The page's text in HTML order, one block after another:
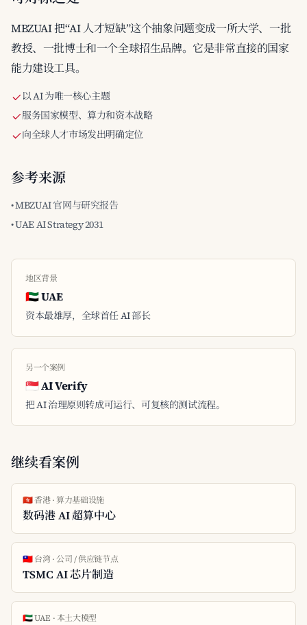
MBZUAI 把“AI 人才短缺”这个抽象问题变成一所大学、一批
教授、一批博士和一个全球招生品牌。它是非常直接的国家
能力建设工具。
以 AI 为唯一核心主题
服务国家模型、算力和资本战略
向全球人才市场发出明确定位
参考来源
• MBZUAI 官网与研究报告
• UAE AI Strategy 2031
地区背景
🇦🇪 UAE
资本最雄厚，全球首任 AI 部长
另一个案例
🇸🇬 AI Verify
把 AI 治理原则转成可运行、可复核的测试流程。
继续看案例
🇭🇰 香港 · 算力基础设施
数码港 AI 超算中心
🇹🇼 台湾 · 公司 / 供应链节点
TSMC AI 芯片制造
🇦🇪 UAE · 本土大模型